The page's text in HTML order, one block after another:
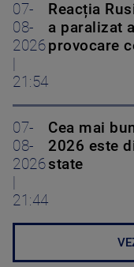
07-
08-
2026
21:54
Reacția
a paralizat
provocare
07-
08-
2026
21:44
Cea mai
2026 este
state